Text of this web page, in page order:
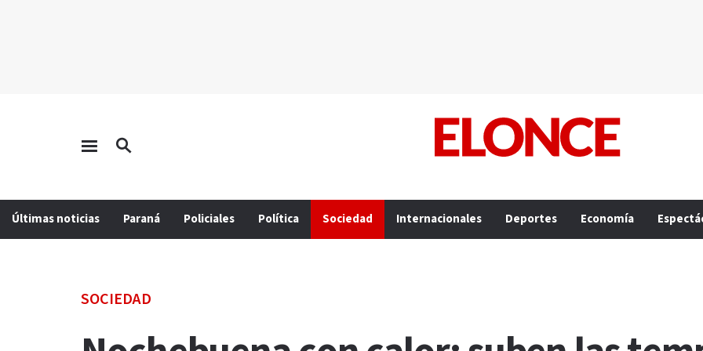
Últimas noticias Paraná Policiales Política Sociedad Internacionales Deportes Economía
SOCIEDAD